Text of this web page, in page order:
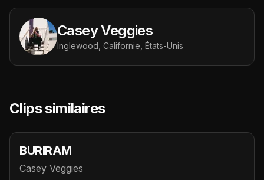
Casey Veggies
Inglewood, Californie, États-Unis
Clips similaires
BURIRAM
Casey Veggies